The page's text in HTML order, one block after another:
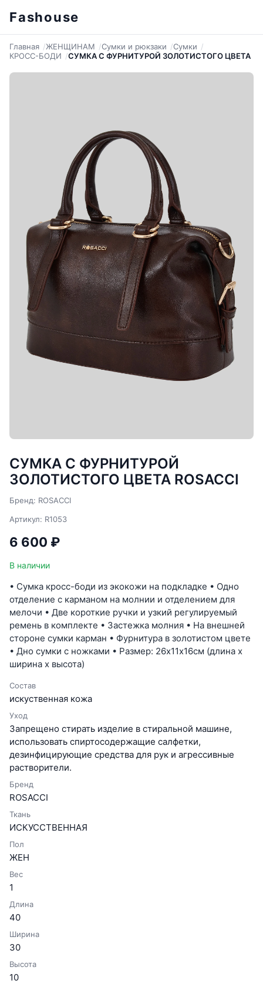
Fashouse
Главная ЖЕНЩИНАМ Сумки и рюкзаки
Сумки
КРОСС-БОДИ
СУМКА С ФУРНИТУРОЙ ЗОЛОТИСТОГО ЦВЕТА
СУМКА С ФУРНИТУРОЙ
ЗОЛОТИСТОГО ЦВЕТА ROSACCI
Бренд: ROSACCI
Артикул: R1053
6 600 ₽
В наличии
• Сумка кросс-боди из экокожи на подкладке • Одно
отделение с карманом на молнии и отделением для
мелочи • Две короткие ручки и узкий регулируемый
ремень в комплекте • Застежка молния • На внешней
стороне сумки карман • Фурнитура в золотистом цвете
• Дно сумки с ножками • Размер: 26х11х16см (длина х
ширина х высота)
Состав
искуственная кожа
Уход
Запрещено стирать изделие в стиральной машине,
использовать спиртосодержащие салфетки,
дезинфицирующие средства для рук и агрессивные
растворители.
Бренд
ROSACCI
Ткань
ИСКУССТВЕННАЯ
Пол
ЖЕН
Вес
1
Длина
40
Ширина
30
Высота
10